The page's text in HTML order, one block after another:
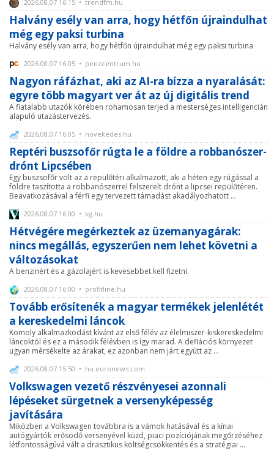
2026.08.07 16:15 • trendfm.hu
Halvány esély van arra, hogy hétfőn újraindulhat
még egy paksi turbina
Halvány esély van arra, hogy hétfőn újraindulhat még egy paksi turbina
2026.08.07 16:05 • penzcentrum.hu
Nagyon ráfázhat, aki az AI-ra bízza a nyaralását:
egyre több magyart ver át az új digitális trend
A fiatalabb utazók körében rohamosan terjed a mesterséges intelligencián
alapuló utazástervezés.
2026.08.07 16:05 • novekedes.hu
Reptéri buszsofőr rúgta le a földre a robbanószer-
drónt Lipcsében
Egy buszsofőr volt az a repülőtéri alkalmazott, aki a héten egy rúgással a
földre taszította a robbanószerrel felszerelt drónt a lipcsei repülőtéren.
Beavatkozásával a férfi egy tervezett támadást akadályozhatott ...
2026.08.07 16:00 • vg.hu
Hétvégére megérkeztek az üzemanyagárak:
nincs megállás, egyszerűen nem lehet követni a
változásokat
A benzinért és a gázolajért is kevesebbet kell fizetni.
2026.08.07 16:00 • profitline.hu
Tovább erősítenék a magyar termékek jelenlétét
a kereskedelmi láncok
Komoly alkalmazkodást kívánt az első félév az élelmiszer-kiskereskedelmi
láncoktól és ez a második félévben is így marad. A deflációs környezet
ugyan mérsékelte az árakat, ez azonban nem járt együtt az ...
2026.08.07 15:50 • hu.euronews.com
Volkswagen vezető részvényesei azonnali
lépéseket sürgetnek a versenyképesség
javítására
Miközben a Volkswagen továbbra is a vámok hatásával és a kínai
autógyártók erősödő versenyével küzd, piaci pozíciójának megőrzéséhez
létfontosságúvá vált a drasztikus költségcsökkentés és a stratégiai ...